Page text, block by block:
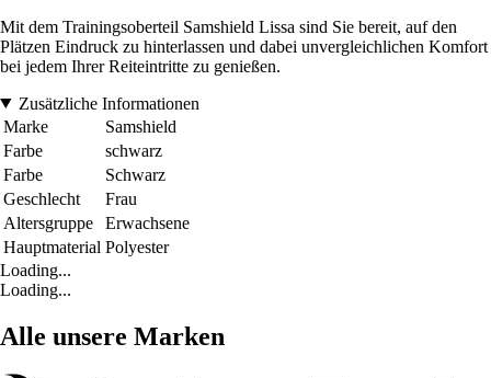
Mit dem Trainingsoberteil Samshield Lissa sind Sie bereit, auf den
Plätzen Eindruck zu hinterlassen und dabei unvergleichlichen Komfort
bei jedem Ihrer Reiteintritte zu genießen.
Zusätzliche Informationen
Marke
Samshield
Farbe
schwarz
Farbe
Schwarz
Geschlecht
Frau
Altersgruppe
Erwachsene
Hauptmaterial Polyester
Loading...
Loading...
Alle unsere Marken